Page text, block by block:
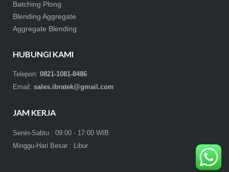
Batching Plong
Blending Aggregate
Aggregate Blending
HUBUNGI KAMI
Telepon: 0821-1081-8486
Email: sales.ibratek@gmail.com
JAM KERJA
Senin-Sabtu : 09:00 - 17:00 WIB
Minggu-Hari Besar : Libur